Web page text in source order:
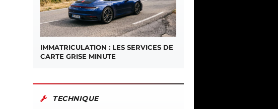
IMMATRICULATION : LES SERVICES DE
CARTE GRISE MINUTE
TECHNIQUE